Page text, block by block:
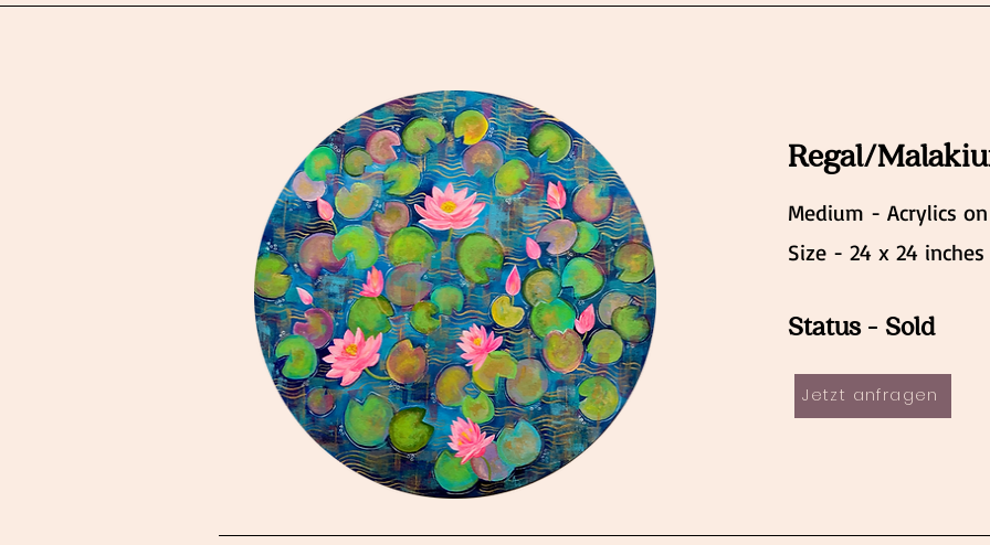
Regal/
Medium - Acrylics on
Size - 24 x 24 inches
Status - Sold
Jetzt anfragen